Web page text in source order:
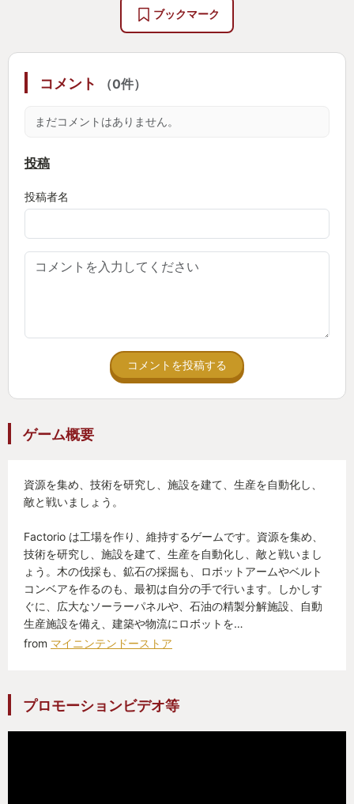
「イチゴを奪われたあとのショートケーキ」を建設
したところで私は悟った。サンドボックスゲームに
私は己の無力に泣いた。
■■■ Factorioとの出会い ■■■
る回していた私の眼に、地味なトレイラーが飛び込
「えらく貧相だなあ」
3Dモリモリが当たり前の現代に、2Dドット絵であ
る。そして可愛くもないし派手でも爽快でもない。
「あなたへのおすすめ」として華やかさのかけらも
ないゲームを提示してくるSteamのアルゴリズムに
を感じた。
せわしなく動くロボットアーム、這いずり回るベル
トコンベア、駆け抜ける列車。
少年時代に大型商業施設のロビーでルーブ・ゴール
ドバーグ装置―いわゆるピタゴラ装置―に心を奪わ
れていたときと同質の興奮が、私の心に沸き起こっ
ていた。
シナリオを3周し—それもできるだけ長く遊べるよう
にクリア条件を満たさないように工夫しながら—4周
ブックマーク
コメント （0件）
まだコメントはありません。
投稿
投稿者名
コメントを投稿する
ゲーム概要
資源を集め、技術を研究し、施設を建て、生産を自動化し、
敵と戦いましょう。
Factorio は工場を作り、維持するゲームです。資源を集め、
技術を研究し、施設を建て、生産を自動化し、敵と戦いまし
ょう。木の伐採も、鉱石の採掘も、ロボットアームやベルト
コンベアを作るのも、最初は自分の手で行います。しかしす
ぐに、広大なソーラーパネルや、石油の精製分解施設、自動
生産施設を備え、建築や物流にロボットを…
from マイニンテンドーストア
プロモーションビデオ等